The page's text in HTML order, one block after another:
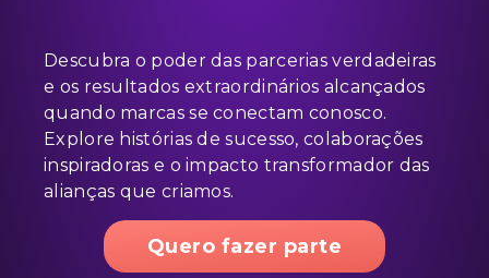
Descubra o poder das parcerias verdadeiras
e os resultados extraordinários alcançados
quando marcas se conectam conosco.
Explore histórias de sucesso, colaborações
inspiradoras e o impacto transformador das
alianças que criamos.
Quero fazer parte